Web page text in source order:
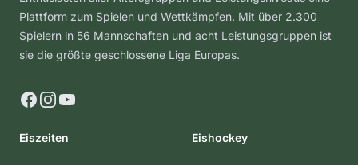
Plattform zum Spielen und Wettkämpfen. Mit über 2.300
Spielern in 56 Mannschaften und acht Leistungsgruppen ist
sie die größte geschlossene Liga Europas.
Facebook
Instagram
YouTube
Eiszeiten Eishockey